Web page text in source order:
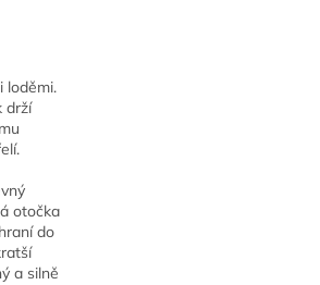
loděmi.
drží
otočka
do
a silně